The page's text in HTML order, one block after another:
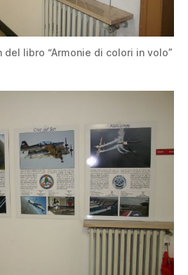
del libro “Armonie di colori in volo”